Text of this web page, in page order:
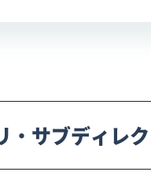
・サブディレ